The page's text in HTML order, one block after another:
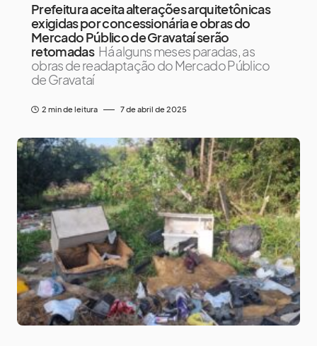
Prefeitura aceita alterações arquitetônicas
exigidas por concessionária e obras do
Mercado Público de Gravataí serão
retomadas Há alguns meses paradas, as
obras de readaptação do Mercado Público
de Gravataí
2 min de leitura 7 de abril de 2025